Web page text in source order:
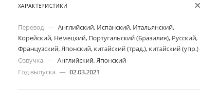
ХАРАКТЕРИСТИКИ
Перевод — Английский, Испанский, Итальянский,
Корейский, Немецкий, Португальский (Бразилия), Русский,
Французский, Японский, китайский (трад.), китайский (упр.)
Озвучка — Английский, Японский
Год выпуска — 02.03.2021